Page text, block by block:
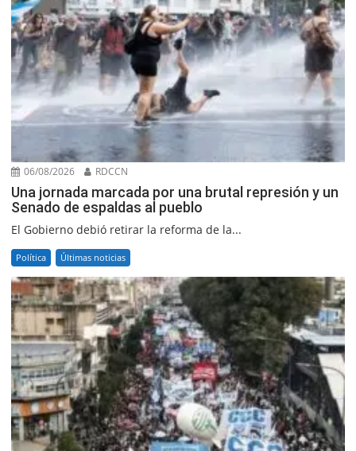
06/08/2026 RDCCN
Una jornada marcada por una brutal represión y un
Senado de espaldas al pueblo
El Gobierno debió retirar la reforma de la...
Política Últimas noticias